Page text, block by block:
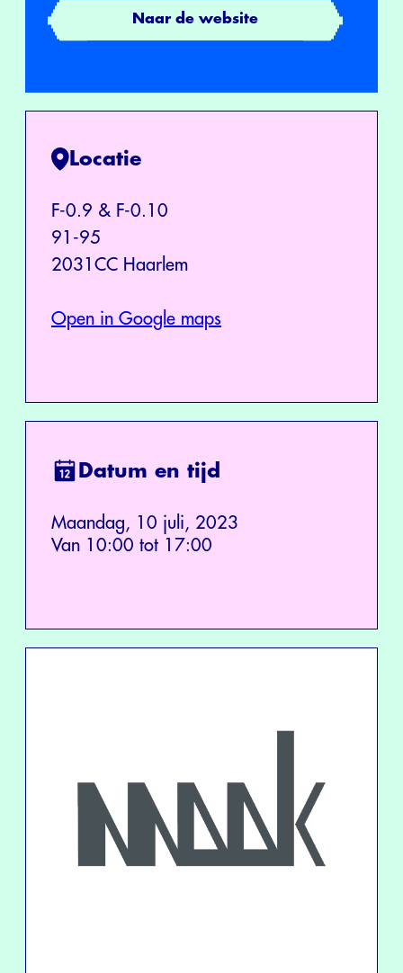
Naar de website
Locatie
F-0.9 & F-0.10
91-95
2031CC Haarlem
Open in Google maps
Datum en tijd
Maandag, 10 juli, 2023
Van 10:00 tot 17:00